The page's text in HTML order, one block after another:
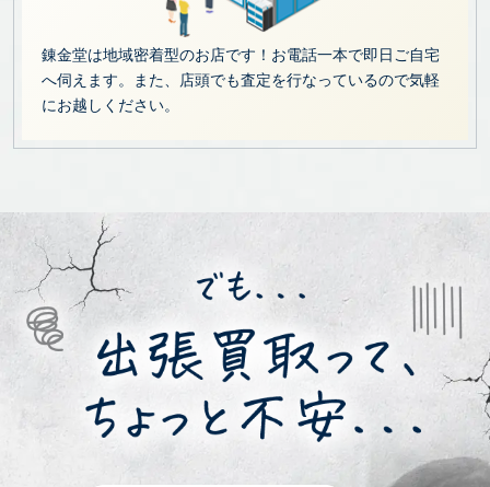
錬金堂は地域密着型のお店です！お電話一本で即日ご自宅
へ伺えます。また、店頭でも査定を行なっているので気軽
にお越しください。